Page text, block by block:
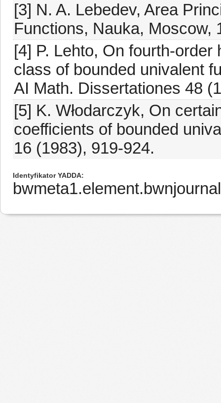
[3] N. A. Lebedev, Area
Functions, Nauka, Moscow,
[4] P. Lehto, On fourth-
class of bounded univalent
AI Math. Dissertationes 48
[5] K. Włodarczyk, On
coefficients of bounded
16 (1983), 919-924.
Identyfikator YADDA